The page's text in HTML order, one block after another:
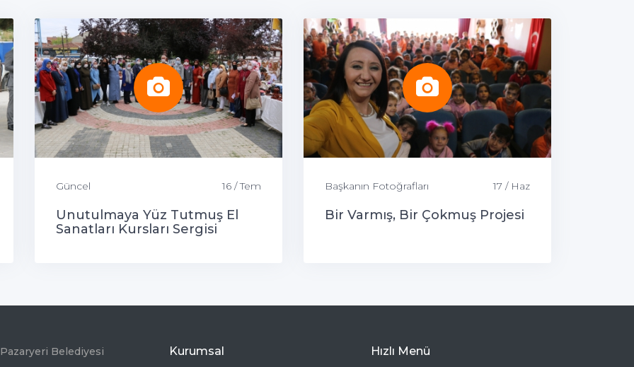
Güncel 16 / Tem
Unutulmaya Yüz Tutmuş El
Sanatları Kursları Sergisi
Başkanın Fotoğrafları 17 / Haz
Bir Varmış, Bir Çokmuş Projesi
Pazaryeri Belediyesi
Kurumsal
Hızlı Menü